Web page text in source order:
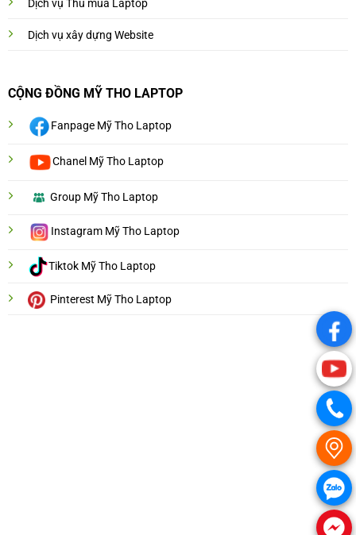
Dịch vụ Thu mua Laptop
Dịch vụ xây dựng Website
CỘNG ĐỒNG MỸ THO LAPTOP
Fanpage Mỹ Tho Laptop
Chanel Mỹ Tho Laptop
Group Mỹ Tho Laptop
Instagram Mỹ Tho Laptop
Tiktok Mỹ Tho Laptop
Pinterest Mỹ Tho Laptop
.
.
.
.
.
.